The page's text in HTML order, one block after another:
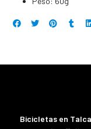
Bicicletas en